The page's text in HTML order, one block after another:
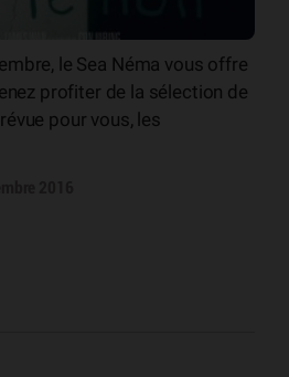
le Sea Néma vous offre
profiter de la sélection de
pour vous, les